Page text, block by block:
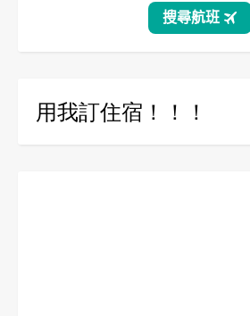
用我訂住宿！！！